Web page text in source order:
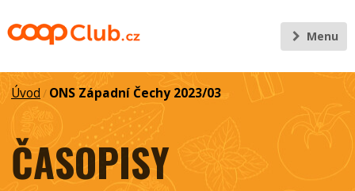
Menu
Úvod / ONS Západní Čechy 2023/03
ČASOPISY